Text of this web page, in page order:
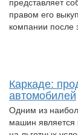
правом его
компании после
Каркаде:
автомобилей
Одним из
машин является